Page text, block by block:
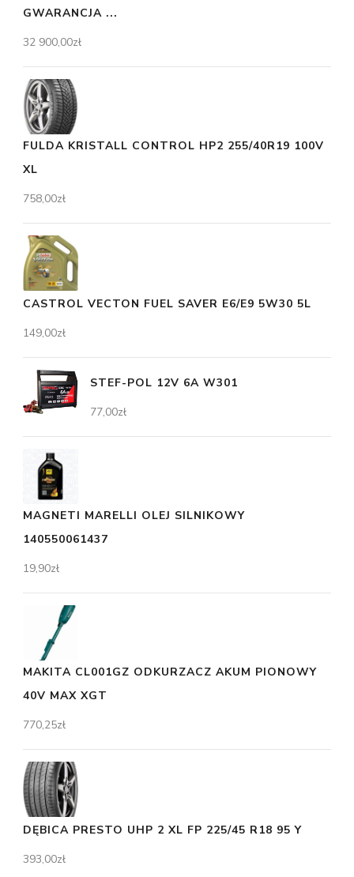
GWARANCJA ...
32 900,00zł
FULDA KRISTALL CONTROL HP2 255/40R19 100V
XL
758,00zł
CASTROL VECTON FUEL SAVER E6/E9 5W30 5L
149,00zł
STEF-POL 12V 6A W301
77,00zł
MAGNETI MARELLI OLEJ SILNIKOWY
140550061437
19,90zł
MAKITA CL001GZ ODKURZACZ AKUM PIONOWY
40V MAX XGT
770,25zł
DĘBICA PRESTO UHP 2 XL FP 225/45 R18 95 Y
393,00zł